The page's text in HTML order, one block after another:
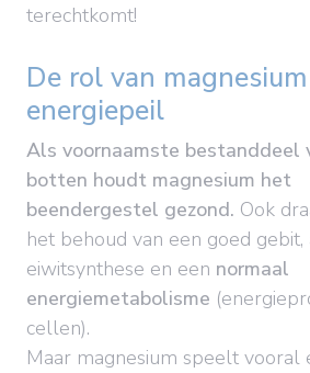
terechtkomt!
De rol van
energiepeil
Als voornaamste bestanddeel
botten houdt magnesium het
beendergestel gezond. Ook
het behoud van een goed
eiwitsynthese en een normaal
energiemetabolisme
cellen).
Maar magnesium speelt vooral